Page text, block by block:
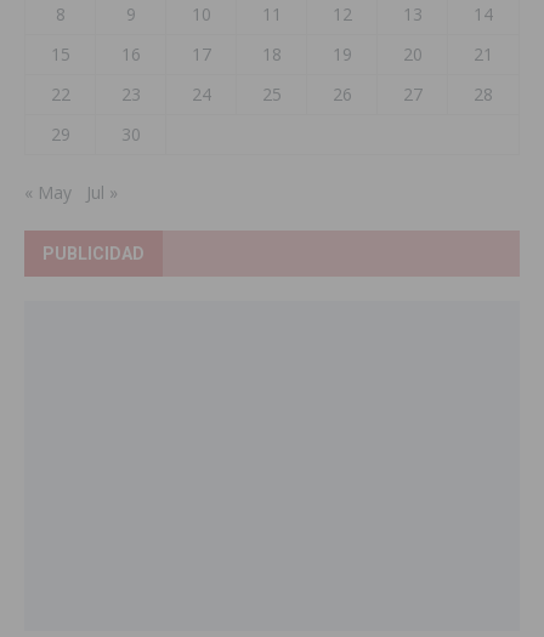
8
9 10 11 12 13
14
15
16 17 18 19 20
21
22
23 24 25 26 27
28
29
30
« May Jul »
PUBLICIDAD